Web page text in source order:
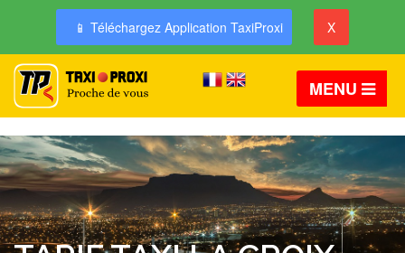
📱 Téléchargez Application TaxiProxi X
MENU